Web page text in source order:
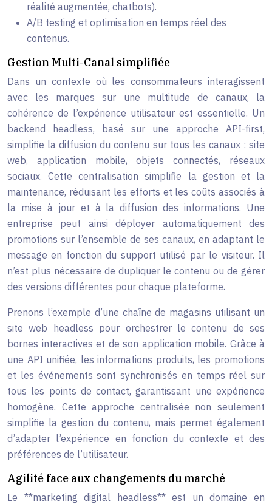
réalité augmentée, chatbots).
A/B testing et optimisation en temps réel des
contenus.
Gestion Multi-Canal simplifiée
Dans un contexte où les consommateurs interagissent
avec les marques sur une multitude de canaux, la
cohérence de l’expérience utilisateur est essentielle. Un
backend headless, basé sur une approche API-first,
simplifie la diffusion du contenu sur tous les canaux : site
web, application mobile, objets connectés, réseaux
sociaux. Cette centralisation simplifie la gestion et la
maintenance, réduisant les efforts et les coûts associés à
la mise à jour et à la diffusion des informations. Une
entreprise peut ainsi déployer automatiquement des
promotions sur l’ensemble de ses canaux, en adaptant le
message en fonction du support utilisé par le visiteur. Il
n’est plus nécessaire de dupliquer le contenu ou de gérer
des versions différentes pour chaque plateforme.
Prenons l’exemple d’une chaîne de magasins utilisant un
site web headless pour orchestrer le contenu de ses
bornes interactives et de son application mobile. Grâce à
une API unifiée, les informations produits, les promotions
et les événements sont synchronisés en temps réel sur
tous les points de contact, garantissant une expérience
homogène. Cette approche centralisée non seulement
simplifie la gestion du contenu, mais permet également
d’adapter l’expérience en fonction du contexte et des
préférences de l’utilisateur.
Agilité face aux changements du marché
Le **marketing digital headless** est un domaine en